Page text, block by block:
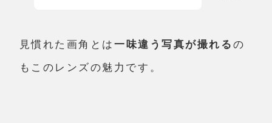
見慣れた画角とは 一味違う写真が撮れる の
もこのレンズの魅力です。